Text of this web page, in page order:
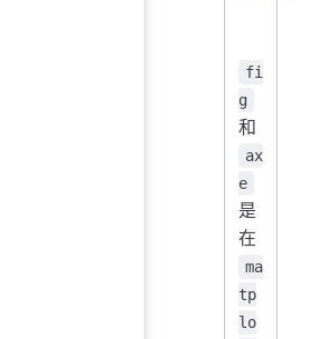
fi
g
和
ax
e
是
在
ma
tp
lo